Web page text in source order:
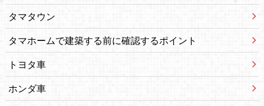
タマタウン
タマホームで建築する前に確認するポイント
トヨタ車
ホンダ車